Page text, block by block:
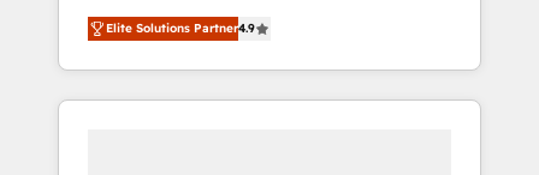
営業・マーケティング業務の一部をAIが自律実
行する組織への移行を設計・実装。Breeze・
Claude等をHubSpotと連携させ、役割定義・運
用ルール・成果指標まで含めて設計します。 3️⃣
and execution. We don't just "set up tools" —
we install the GTM Operating System (GTM
OS) to align your leadership and engineer a
portal that drives predictable revenue
Elite Solutions Partner4.9